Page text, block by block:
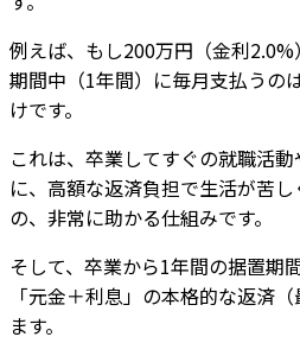
例えば、もし200万円（金利
期間中（1年間）に毎月支払うの
けです。
これは、卒業してすぐの就職活
に、高額な返済負担で生活が苦
の、非常に助かる仕組みです。
そして、卒業から1年間の据置期
「元金＋利息」の本格的な返済
ます。